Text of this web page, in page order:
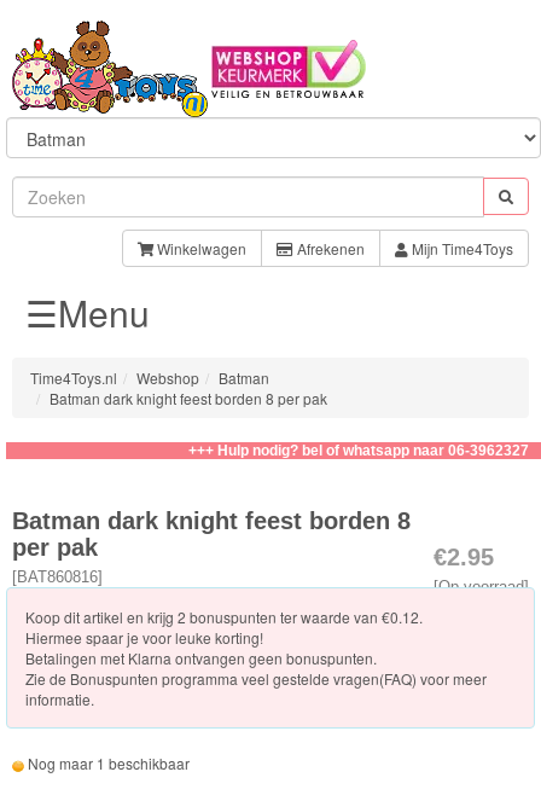
Winkelwagen Afrekenen Mijn Time4Toys
Sylvanian
Families
Aquabeads
Baby
Born
Baby
Knuffels
Schleich
Enchantimals
Shimmer
Shine
☰Menu
Time4Toys.nl Webshop
Batman
Batman dark knight feest borden 8 per pak
+++ Hulp nodig? bel of whatsapp naar 06-39623276
€2.95
[Op voorraad]
Batman dark knight feest borden 8
per pak
[BAT860816]
Koop dit artikel en krijg 2 bonuspunten ter waarde van €0.12.
Hiermee spaar je voor leuke korting!
Betalingen met Klarna ontvangen geen bonuspunten.
Zie de Bonuspunten programma veel gestelde vragen(FAQ) voor meer
informatie.
Nog maar 1 beschikbaar